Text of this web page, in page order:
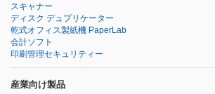
スキャナー
ディスク デュプリケーター
乾式オフィス製紙機 PaperLab
会計ソフト
印刷管理セキュリティー
産業向け製品